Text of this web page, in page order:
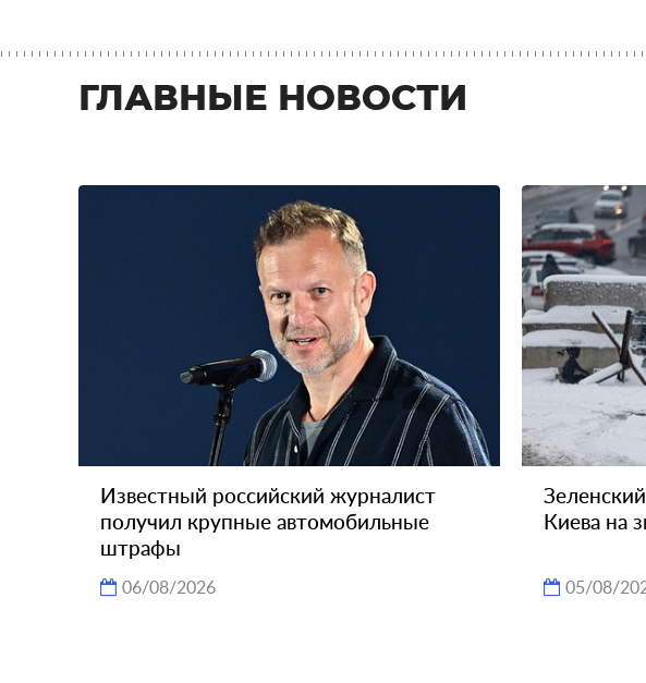
ГЛАВНЫЕ НОВОСТИ
Известный российский журналист
получил крупные автомобильные
штрафы
06/08/2026
Киева на
05/08/